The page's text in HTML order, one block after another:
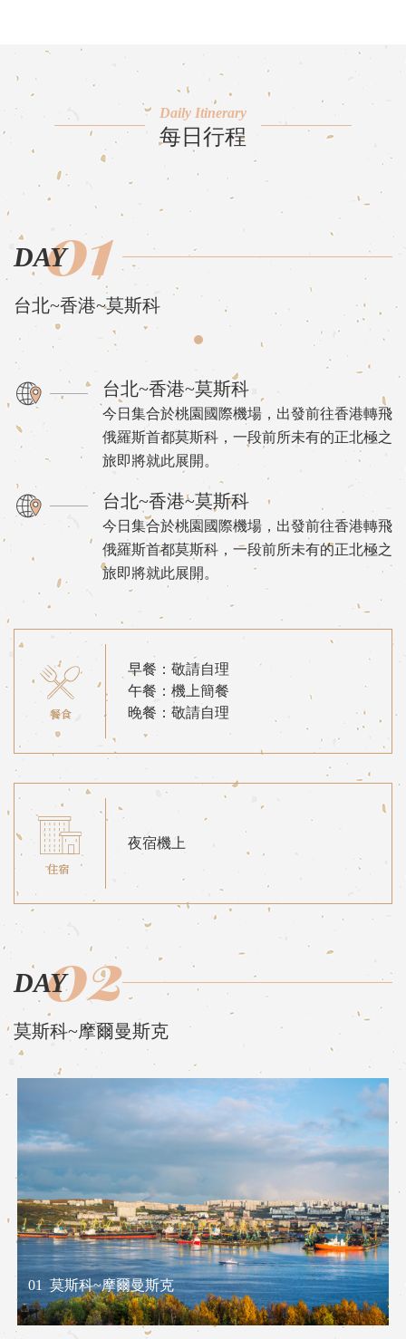
Daily Itinerary
每日行程
DAY01
台北~香港~莫斯科
台北~香港~莫斯科
今日集合於桃園國際機場，出發前往香港轉飛
俄羅斯首都莫斯科，一段前所未有的正北極之
旅即將就此展開。
台北~香港~莫斯科
今日集合於桃園國際機場，出發前往香港轉飛
俄羅斯首都莫斯科，一段前所未有的正北極之
旅即將就此展開。
早餐：敬請自理
午餐：機上簡餐
晚餐：敬請自理
夜宿機上
DAY02
莫斯科~摩爾曼斯克
01 莫斯科~摩爾曼斯克